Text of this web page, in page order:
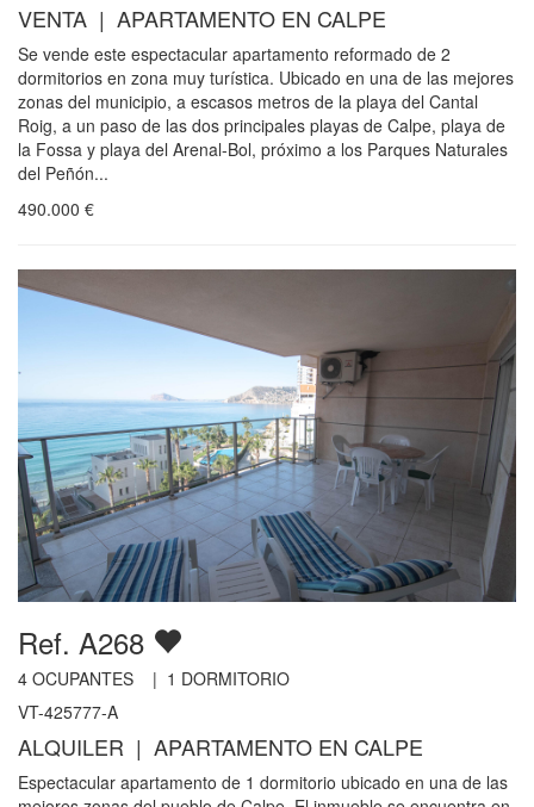
VENTA | APARTAMENTO EN CALPE
Se vende este espectacular apartamento reformado de 2
dormitorios en zona muy turística. Ubicado en una de las mejores
zonas del municipio, a escasos metros de la playa del Cantal
Roig, a un paso de las dos principales playas de Calpe, playa de
la Fossa y playa del Arenal-Bol, próximo a los Parques Naturales
del Peñón...
490.000 €
Ref. A268
4 OCUPANTES | 1 DORMITORIO
VT-425777-A
ALQUILER | APARTAMENTO EN CALPE
Espectacular apartamento de 1 dormitorio ubicado en una de las